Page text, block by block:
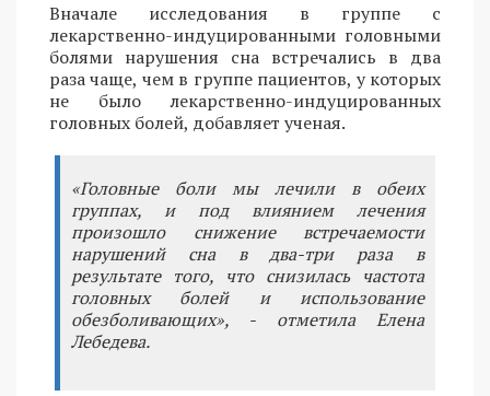
Вначале исследования в группе с
лекарственно-индуцированными головными
болями нарушения сна встречались в два
раза чаще, чем в группе пациентов, у которых
не было лекарственно-индуцированных
головных болей, добавляет ученая.
«Головные боли мы лечили в обеих
группах, и под влиянием лечения
произошло снижение встречаемости
нарушений сна в два-три раза в
результате того, что снизилась частота
головных болей и использование
обезболивающих», - отметила Елена
Лебедева.